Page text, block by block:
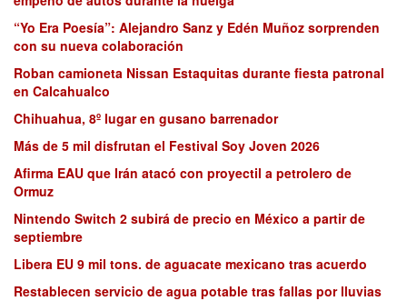
“Yo Era Poesía”: Alejandro Sanz y Edén Muñoz sorprenden
con su nueva colaboración
Roban camioneta Nissan Estaquitas durante fiesta patronal
en Calcahualco
Chihuahua, 8º lugar en gusano barrenador
Más de 5 mil disfrutan el Festival Soy Joven 2026
Afirma EAU que Irán atacó con proyectil a petrolero de
Ormuz
Nintendo Switch 2 subirá de precio en México a partir de
septiembre
Libera EU 9 mil tons. de aguacate mexicano tras acuerdo
Restablecen servicio de agua potable tras fallas por lluvias